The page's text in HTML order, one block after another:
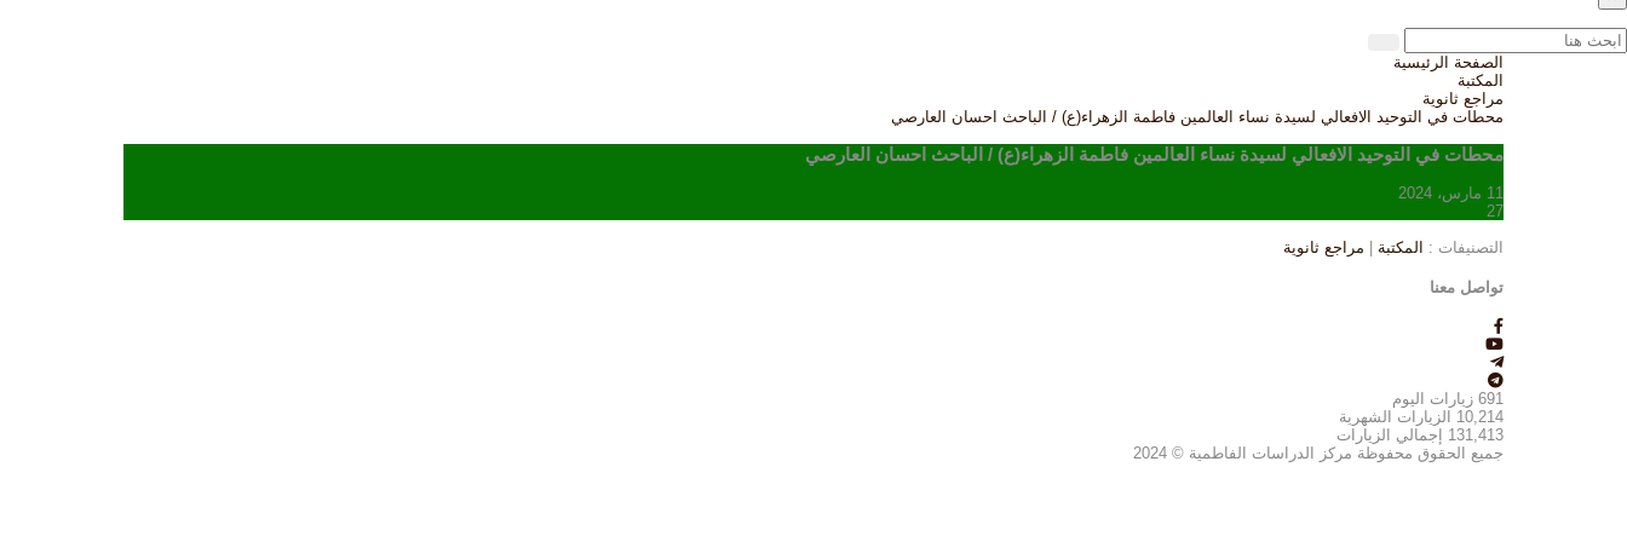
الصفحة الرئيسية
المكتبة
مراجع ثانوية
محطات في التوحيد الافعالي لسيدة نساء العالمين فاطمة الزهراء(ع) / الباحث احسان العارصي
محطات في التوحيد الافعالي لسيدة نساء العالمين فاطمة الزهراء(ع) / الباحث احسان العارصي
11 مارس، 2024
27
التصنيفات : المكتبة مراجع ثانوية
تواصل معنا
691 زيارات اليوم
10,214
الزيارات الشهرية
131,413
إجمالي الزيارات
جميع الحقوق محفوظة مركز الدراسات الفاطمية © 2024